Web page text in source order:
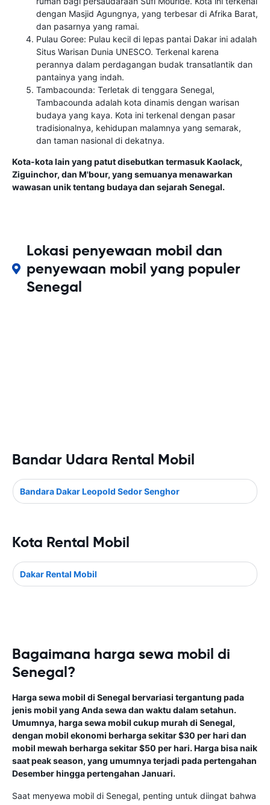
dengan Masjid Agungnya, yang terbesar di Afrika Barat,
dan pasarnya yang ramai.
Pulau Goree: Pulau kecil di lepas pantai Dakar ini adalah
Situs Warisan Dunia UNESCO. Terkenal karena
perannya dalam perdagangan budak transatlantik dan
pantainya yang indah.
Tambacounda: Terletak di tenggara Senegal,
Tambacounda adalah kota dinamis dengan warisan
budaya yang kaya. Kota ini terkenal dengan pasar
tradisionalnya, kehidupan malamnya yang semarak,
dan taman nasional di dekatnya.
Kota-kota lain yang patut disebutkan termasuk Kaolack,
Ziguinchor, dan M'bour, yang semuanya menawarkan
wawasan unik tentang budaya dan sejarah Senegal.
Lokasi penyewaan mobil dan
penyewaan mobil yang populer
Senegal
Bandar Udara Rental Mobil
Bandara Dakar Leopold Sedor Senghor
Kota Rental Mobil
Dakar Rental Mobil
Bagaimana harga sewa mobil di
Senegal?
Harga sewa mobil di Senegal bervariasi tergantung pada
jenis mobil yang Anda sewa dan waktu dalam setahun.
Umumnya, harga sewa mobil cukup murah di Senegal,
dengan mobil ekonomi berharga sekitar $30 per hari dan
mobil mewah berharga sekitar $50 per hari. Harga bisa naik
saat peak season, yang umumnya terjadi pada pertengahan
Desember hingga pertengahan Januari.
Saat menyewa mobil di Senegal, penting untuk diingat bahwa